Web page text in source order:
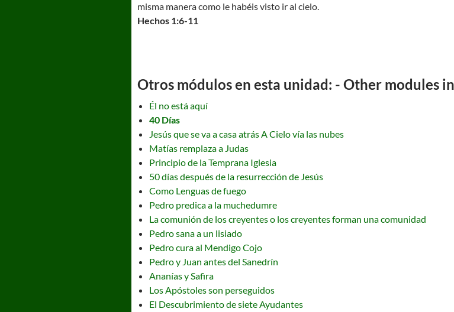
misma manera como le habéis visto ir al cielo.
Hechos 1:6-11
Otros módulos en esta unidad: - Other modules
Él no está aquí
40 Días
Jesús que se va a casa atrás A Cielo vía las nubes
Matías remplaza a Judas
Principio de la Temprana Iglesia
50 días después de la resurrección de Jesús
Como Lenguas de fuego
Pedro predica a la muchedumre
La comunión de los creyentes o los creyentes forman una comunidad
Pedro sana a un lisiado
Pedro cura al Mendigo Cojo
Pedro y Juan antes del Sanedrín
Ananías y Safira
Los Apóstoles son perseguidos
El Descubrimiento de siete Ayudantes